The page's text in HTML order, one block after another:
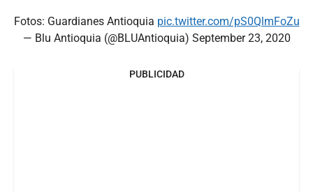
Fotos: Guardianes Antioquia pic.twitter.com/pS0QlmFoZu
— Blu Antioquia (@BLUAntioquia) September 23, 2020
PUBLICIDAD